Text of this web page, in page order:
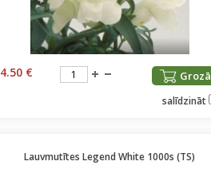
4.50 € Grozā
salīdzināt
Lauvmutītes Legend White 1000s (TS)